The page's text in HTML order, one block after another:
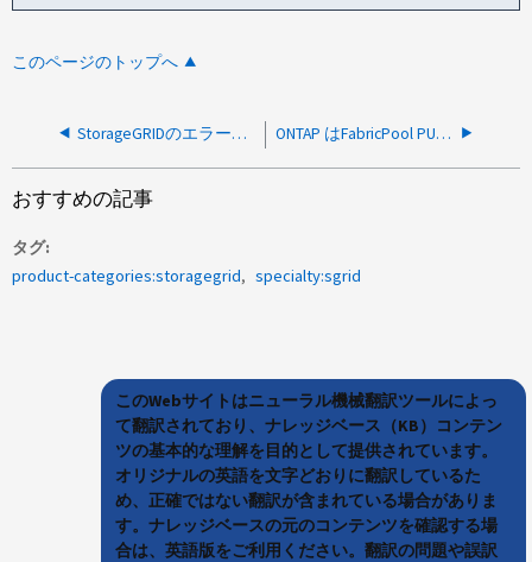
このページのトップへ
StorageGRIDのエラー応答にCORSヘッダーがない ONTAP はFabricPool PUT速度を制限できますか。
おすすめの記事
タグ
product-categories:storagegrid
specialty:sgrid
このWebサイトはニューラル機械翻訳ツールによっ
て翻訳されており、ナレッジベース（KB）コンテン
ツの基本的な理解を目的として提供されています。
オリジナルの英語を文字どおりに翻訳しているた
め、正確ではない翻訳が含まれている場合がありま
す。ナレッジベースの元のコンテンツを確認する場
合は、英語版をご利用ください。翻訳の問題や誤訳